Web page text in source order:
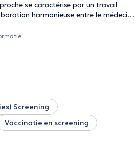
harmonieuse entre le médecin
Screening
Vaccinatie en screening